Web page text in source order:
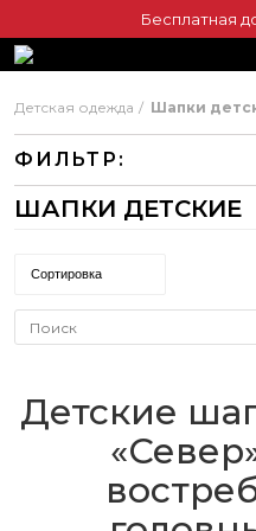
Бесплатная
Детская одежда Шапки
ФИЛЬТР:
ШАПКИ ДЕТСКИЕ
Сортировка
Детские